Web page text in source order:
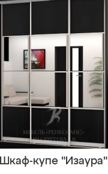
Шкаф-купе "Изаура"